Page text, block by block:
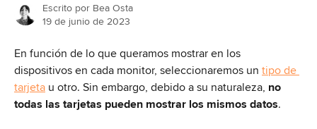
Escrito por Bea Osta
19 de junio de 2023
En función de lo que queramos mostrar en los
dispositivos en cada monitor, seleccionaremos un tipo de
tarjeta u otro. Sin embargo, debido a su naturaleza, no
todas las tarjetas pueden mostrar los mismos datos.